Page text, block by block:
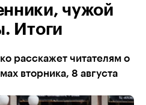
чужой
Итоги
расскажет читателям о
вторника, 8 августа